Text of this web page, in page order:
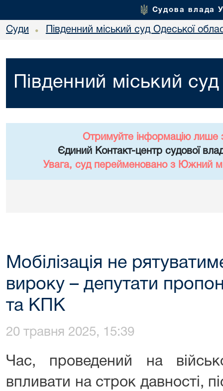
Судова влада
Суди • Південний міський суд Одеської
Південний міський
Отримуйте інформацію лише
Єдиний Контакт-центр судової
Увага, суд перейменовано з Южний
Мобілізація не
вироку – депутати
та КПК
20 травня 2025, 15:39
Час, проведений на
впливати на строк давності,